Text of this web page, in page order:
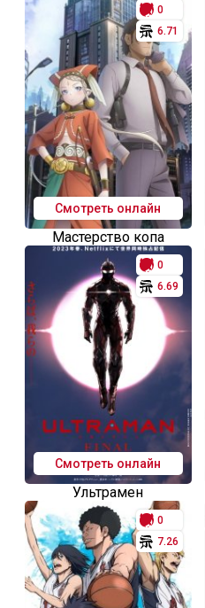
0
6.71
Смотреть онлайн
Мастерство копа
0
6.69
Смотреть онлайн
Ультрамен
0
7.26